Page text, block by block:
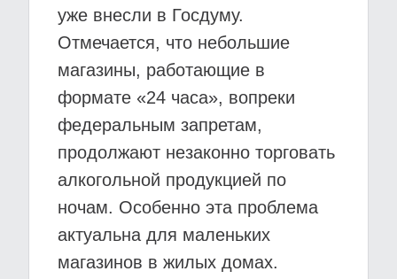
уже внесли в Госдуму.
Отмечается, что небольшие
магазины, работающие в
формате «24 часа», вопреки
федеральным запретам,
продолжают незаконно торговать
алкогольной продукцией по
ночам. Особенно эта проблема
актуальна для маленьких
магазинов в жилых домах.